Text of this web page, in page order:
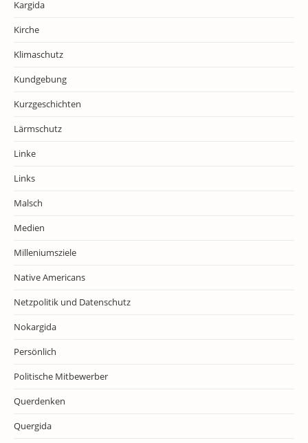
Kargida
Kirche
Klimaschutz
Kundgebung
Kurzgeschichten
Lärmschutz
Linke
Links
Malsch
Medien
Milleniumsziele
Native Americans
Netzpolitik und Datenschutz
Nokargida
Persönlich
Politische Mitbewerber
Querdenken
Quergida